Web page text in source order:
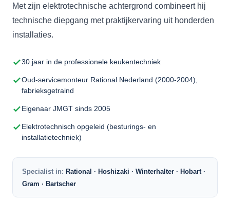
Met zijn elektrotechnische achtergrond combineert hij
technische diepgang met praktijkervaring uit honderden
installaties.
30 jaar in de professionele keukentechniek
Oud-servicemonteur Rational Nederland (2000-2004),
fabrieksgetraind
Eigenaar JMGT sinds 2005
Elektrotechnisch opgeleid (besturings- en
installatietechniek)
Specialist in: Rational · Hoshizaki · Winterhalter · Hobart ·
Gram · Bartscher